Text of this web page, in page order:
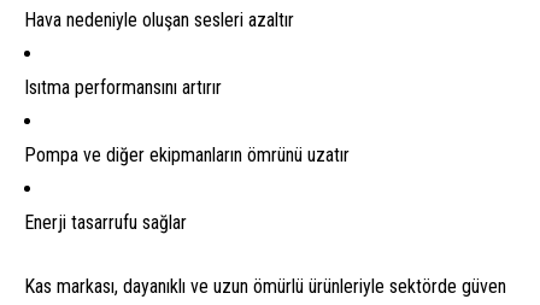
Hava nedeniyle oluşan sesleri azaltır
Isıtma performansını artırır
Pompa ve diğer ekipmanların ömrünü uzatır
Enerji tasarrufu sağlar
Kas markası, dayanıklı ve uzun ömürlü ürünleriyle sektörde güven